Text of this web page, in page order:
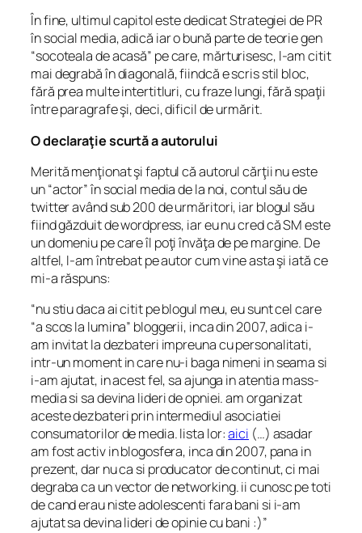
În fine, ultimul capitol este dedicat Strategiei de PR
însocial media, adică iar o bună parte de teorie gen
“socoteala de acasă” pe care, mărturisesc, l-am citit
mai degrabă în diagonală, fiindcă e scris stil bloc,
fără prea multe intertitluri, cu fraze lungi, fără spaţii
între paragrafe şi, deci, dificil de urmărit.
O declaraţie scurtă a autorului
Merită menţionat şi faptul că autorul cărţii nu este
un “actor” în social media de la noi, contul său de
twitter având sub 200 de urmăritori, iar blogul său
fiind găzduit de wordpress, iar eu nu cred că SM este
un domeniu pe care îl poţi învăţa de pe margine. De
altfel, l-am întrebat pe autor cum vine asta şi iată ce
mi-a răspuns:
“nu stiu daca ai citit pe blogul meu, eu sunt cel care
“a scos la lumina” bloggerii, inca din 2007, adica i-
am invitat la dezbateri impreuna cu personalitati,
intr-un moment in care nu-i baga nimeni in seama si
i-am ajutat, in acest fel, sa ajunga in atentia mass-
media si sa devina lideri de opniei. am organizat
aceste dezbateri prin intermediul asociatiei
consumatorilor de media. lista lor:aici (…) asadar
am fost activ in blogosfera, inca din 2007, pana in
prezent, dar nu ca si producator de continut, ci mai
degraba ca un vector de networking. ii cunosc pe toti
de cand erau niste adolescenti fara bani si i-am
ajutat sa devina lideri de opinie cu bani :)”